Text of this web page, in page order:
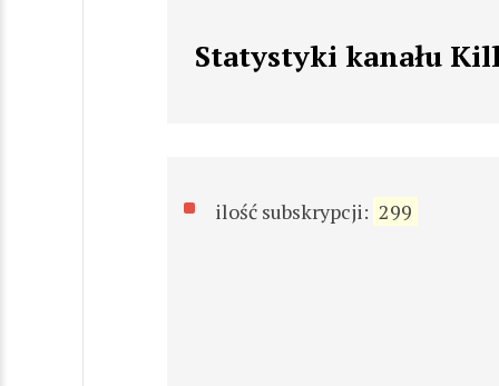
Statystyki kanału
ilość subskrypcji: 299